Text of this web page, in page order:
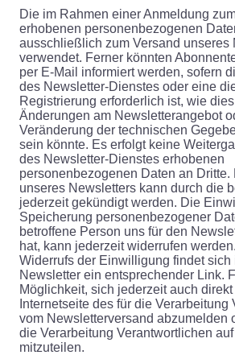
Die im Rahmen einer Anmeldung
erhobenen personenbezogenen
ausschließlich zum Versand unseres
verwendet. Ferner könnten
per E-Mail informiert werden, sofern
des Newsletter-Dienstes oder eine
Registrierung erforderlich ist, wie
Änderungen am Newsletterangebot
Veränderung der technischen
sein könnte. Es erfolgt keine
des Newsletter-Dienstes erhobenen
personenbezogenen Daten an Dritte.
unseres Newsletters kann durch die
jederzeit gekündigt werden. Die
Speicherung personenbezogener
betroffene Person uns für den
hat, kann jederzeit widerrufen
Widerrufs der Einwilligung findet sich
Newsletter ein entsprechender Link.
Möglichkeit, sich jederzeit auch
Internetseite des für die Verarbeitung
vom Newsletterversand abzumelden
die Verarbeitung Verantwortlichen
mitzuteilen.